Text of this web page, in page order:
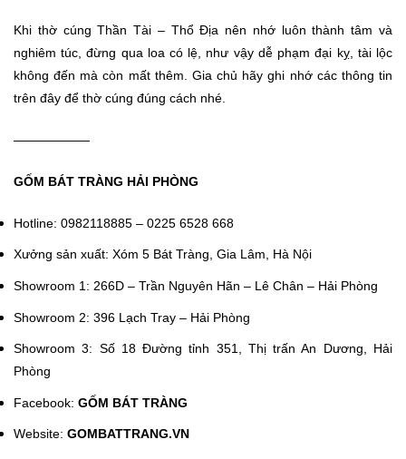
Khi thờ cúng Thần Tài – Thổ Địa nên nhớ luôn thành tâm và
nghiêm túc, đừng qua loa có lệ, như vậy dễ phạm đại kỵ, tài lộc
không đến mà còn mất thêm. Gia chủ hãy ghi nhớ các thông tin
trên đây để thờ cúng đúng cách nhé.
——————
GỐM BÁT TRÀNG HẢI PHÒNG
Hotline: 0982118885 – 0225 6528 668
Xưởng sản xuất: Xóm 5 Bát Tràng, Gia Lâm, Hà Nội
Showroom 1: 266D – Trần Nguyên Hãn – Lê Chân – Hải Phòng
Showroom 2: 396 Lạch Tray – Hải Phòng
Showroom 3: Số 18 Đường tỉnh 351, Thị trấn An Dương, Hải
Phòng
Facebook: GỐM BÁT TRÀNG
Website: GOMBATTRANG.VN